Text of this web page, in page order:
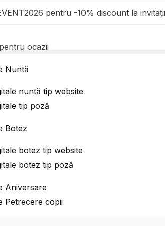
pentru -10% discount la
ocazii
Nuntă
nuntă tip website
tip poză
Botez
botez tip website
botez tip poză
Aniversare
Petrecere copii
Invitații digitale